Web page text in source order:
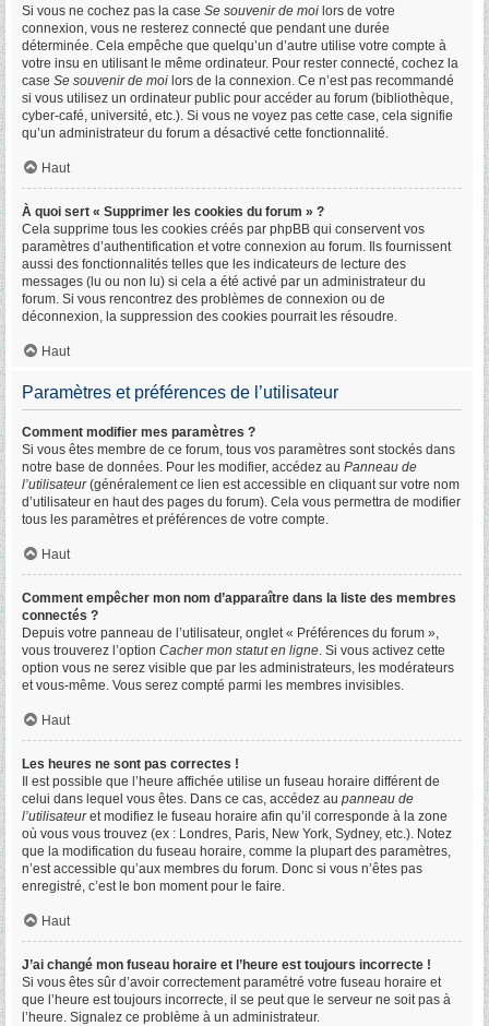
Si vous ne cochez pas la case Se souvenir de moi lors de votre
connexion, vous ne resterez connecté que pendant une durée
déterminée. Cela empêche que quelqu’un d’autre utilise votre compte à
votre insu en utilisant le même ordinateur. Pour rester connecté, cochez la
case Se souvenir de moi lors de la connexion. Ce n’est pas recommandé
si vous utilisez un ordinateur public pour accéder au forum (bibliothèque,
cyber-café, université, etc.). Si vous ne voyez pas cette case, cela signifie
qu’un administrateur du forum a désactivé cette fonctionnalité.
Haut
À quoi sert « Supprimer les cookies du forum » ?
Cela supprime tous les cookies créés par phpBB qui conservent vos
paramètres d’authentification et votre connexion au forum. Ils fournissent
aussi des fonctionnalités telles que les indicateurs de lecture des
messages (lu ou non lu) si cela a été activé par un administrateur du
forum. Si vous rencontrez des problèmes de connexion ou de
déconnexion, la suppression des cookies pourrait les résoudre.
Haut
Paramètres et préférences de l’utilisateur
Comment modifier mes paramètres ?
Si vous êtes membre de ce forum, tous vos paramètres sont stockés dans
notre base de données. Pour les modifier, accédez au Panneau de
l’utilisateur(généralement ce lien est accessible en cliquant sur votre nom
d’utilisateur en haut des pages du forum). Cela vous permettra de modifier
tous les paramètres et préférences de votre compte.
Haut
Comment empêcher mon nom d’apparaître dans la liste des membres
connectés ?
Depuis votre panneau de l’utilisateur, onglet « Préférences du forum »,
vous trouverez l’option Cacher mon statut en ligne. Si vous activez cette
option vous ne serez visible que par les administrateurs, les modérateurs
et vous-même. Vous serez compté parmi les membres invisibles.
Haut
Les heures ne sont pas correctes !
Il est possible que l’heure affichée utilise un fuseau horaire différent de
celui dans lequel vous êtes. Dans ce cas, accédez au panneau de
l’utilisateuret modifiez le fuseau horaire afin qu’il corresponde à la zone
où vous vous trouvez (ex : Londres, Paris, New York, Sydney, etc.). Notez
que la modification du fuseau horaire, comme la plupart des paramètres,
n’est accessible qu’aux membres du forum. Donc si vous n’êtes pas
enregistré, c’est le bon moment pour le faire.
Haut
J’ai changé mon fuseau horaire et l’heure est toujours incorrecte !
Si vous êtes sûr d’avoir correctement paramétré votre fuseau horaire et
que l’heure est toujours incorrecte, il se peut que le serveur ne soit pas à
l’heure. Signalez ce problème à un administrateur.